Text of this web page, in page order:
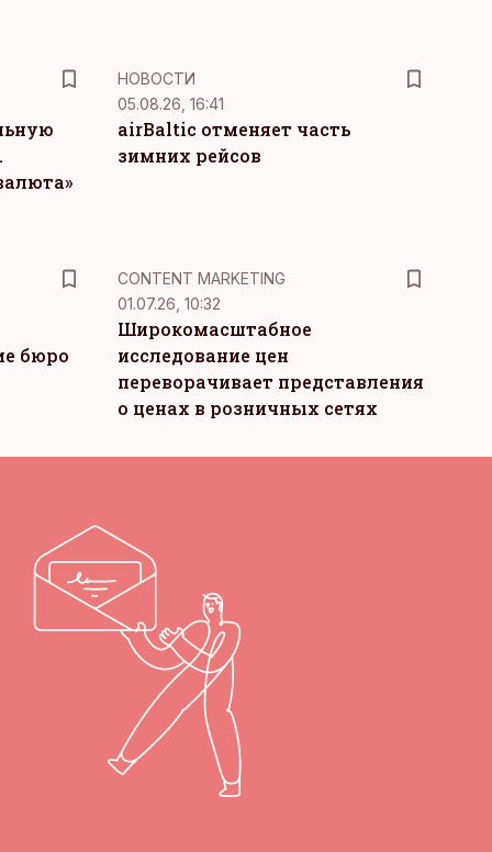
НОВОСТИ
05.08.26, 16:41
airBaltic отменяет часть
зимних рейсов
бюро
KM
CONTENT MARKETING
01.07.26, 10:32
Широкомасштабное
исследование цен
переворачивает представления
о ценах в розничных сетях